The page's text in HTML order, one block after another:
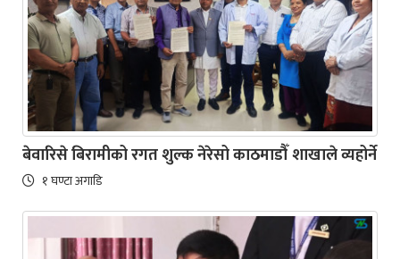
बेवारिसे बिरामीको रगत शुल्क नेरेसो काठमाडौँ शाखाले व्यहोर्ने
१ घण्टा अगाडि